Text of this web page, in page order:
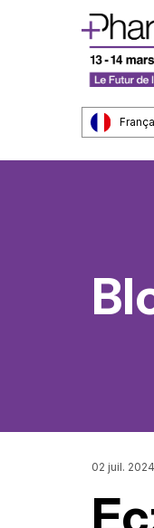
02 juil. 2024